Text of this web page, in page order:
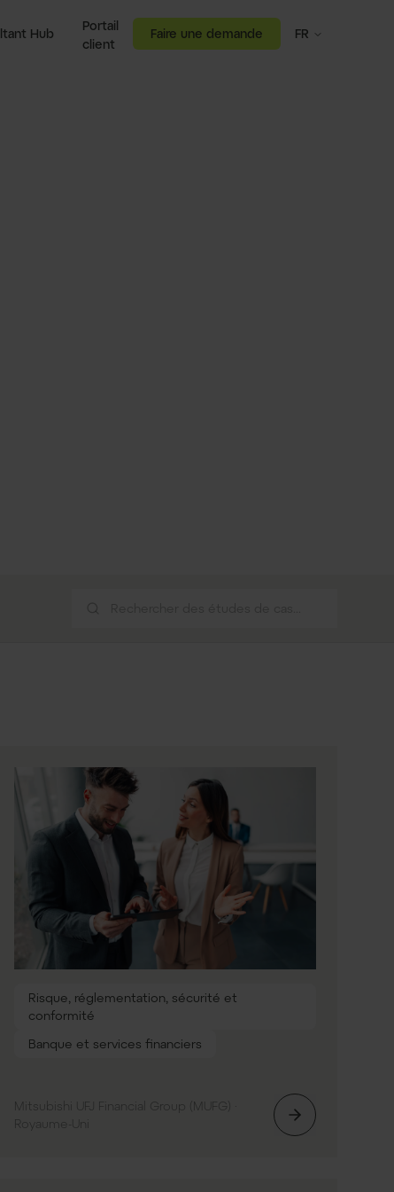
Hub
Portail
client
Faire une demande FR
Risque, réglementation, sécurité et
conformité
Banque et services financiers
Mitsubishi UFJ Financial Group (MUFG) ·
Royaume-Uni